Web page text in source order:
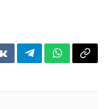
VKontakteTelegramWhatsApp
Copy